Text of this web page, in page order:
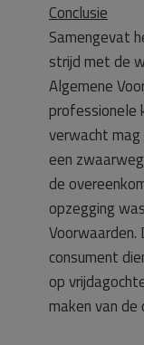
Conclusie
Samengevat
strijd met de
Algemene
professionele
verwacht mag
een
de
opzegging
Voorwaarden.
consument
op
maken van de